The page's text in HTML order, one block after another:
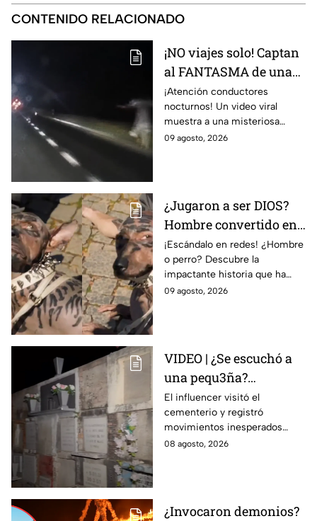
CONTENIDO RELACIONADO
¡NO viajes solo! Captan
al FANTASMA de una
mujer SIN C4BEZA
corriendo por la
carretera; VIDEO aterra
a conductores
¡Atención conductores
nocturnos! Un video viral
muestra a una misteriosa
figura corriendo en la carretera
09 agosto, 2026
¿Jugaron a ser DIOS?
Hombre convertido en
“PERRO” tras supuestas
CIRUGÍAS EXTREMAS
causa PÁNICO en redes
| VIDEO
¡Escándalo en redes! ¿Hombre
o perro? Descubre la
impactante historia que ha
causado furor en internet.
09 agosto, 2026
VIDEO | ¿Se escuchó a
una pequ3ña?
Influencer capta
extraños sucesos en
panteón de Guanajuato
El influencer visitó el
cementerio y registró
movimientos inesperados
durante la grabación.
08 agosto, 2026
¿Invocaron demonios?